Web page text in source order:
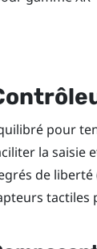
pour
la saisie
de liberté
tactiles